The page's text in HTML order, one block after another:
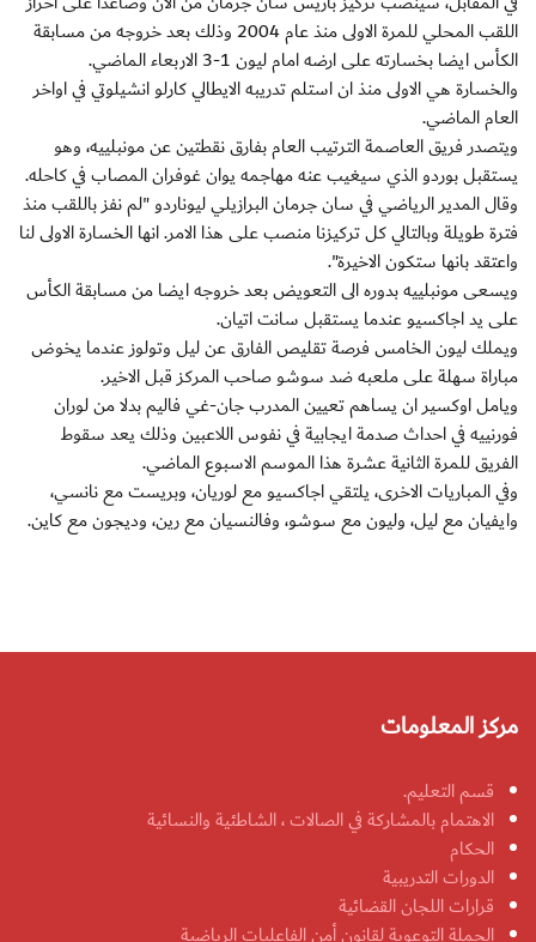
اللقب المحلي للمرة الاولى منذ عام 2004 وذلك بعد خروجه من مسابقة
الكأس ايضا بخسارته على ارضه امام ليون 1-3 الاربعاء الماضي.
والخسارة هي الاولى منذ ان استلم تدريبه الايطالي كارلو انشيلوتي في اواخر
العام الماضي.
ويتصدر فريق العاصمة الترتيب العام بفارق نقطتين عن مونبلييه، وهو
يستقبل بوردو الذي سيغيب عنه مهاجمه يوان غوفران المصاب في كاحله.
وقال المدير الرياضي في سان جرمان البرازيلي ليوناردو "لم نفز باللقب منذ
فترة طويلة وبالتالي كل تركيزنا منصب على هذا الامر. انها الخسارة الاولى لنا
واعتقد بانها ستكون الاخيرة".
ويسعى مونبلييه بدوره الى التعويض بعد خروجه ايضا من مسابقة الكأس
على يد اجاكسيو عندما يستقبل سانت اتيان.
ويملك ليون الخامس فرصة تقليص الفارق عن ليل وتولوز عندما يخوض
مباراة سهلة على ملعبه ضد سوشو صاحب المركز قبل الاخير.
ويامل اوكسير ان يساهم تعيين المدرب جان-غي فاليم بدلا من لوران
فورنييه في احداث صدمة ايجابية في نفوس اللاعبين وذلك يعد سقوط
الفريق للمرة الثانية عشرة هذا الموسم الاسبوع الماضي.
وفي المباريات الاخرى، يلتقي اجاكسيو مع لوريان، وبريست مع نانسي،
وايفيان مع ليل، وليون مع سوشو، وفالنسيان مع رين، وديجون مع كاين.
مركز المعلومات
قسم التعليم.
الاهتمام بالمشاركة في الصالات ، الشاطئية والنسائية
الحكام
الدورات التدريبية
قرارات اللجان القضائية
الحملة التوعوية لقانون أمن الفاعليات الرياضية